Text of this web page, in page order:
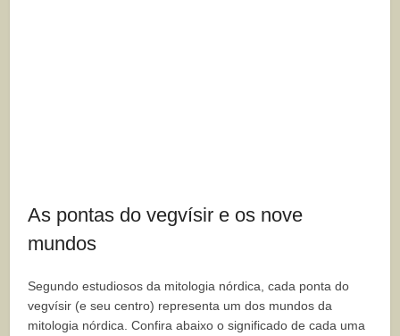
As pontas do vegvísir e os nove
mundos
Segundo estudiosos da mitologia nórdica, cada ponta do
vegvísir (e seu centro) representa um dos mundos da
mitologia nórdica. Confira abaixo o significado de cada uma